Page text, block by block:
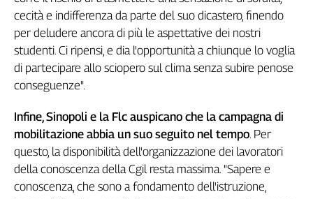
La
settimana
Collettiva
Girasoli
Il
Linea
Economica
Tech
It
cecità e indifferenza da parte del suo dicastero, finendo
per deludere ancora di più le aspettative dei nostri
studenti. Ci ripensi, e dia l'opportunità a chiunque lo voglia
di partecipare allo sciopero sul clima senza subire penose
conseguenze".
Infine, Sinopoli e la Flc auspicano che la campagna di
mobilitazione abbia un suo seguito nel tempo. Per
questo, la disponibilità dell'organizzazione dei lavoratori
della conoscenza della Cgil resta massima. "Sapere e
conoscenza, che sono a fondamento dell'istruzione,